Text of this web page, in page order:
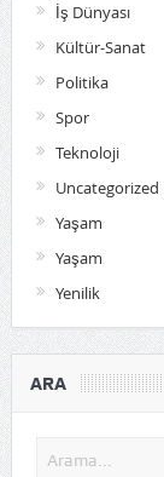
İş Dünyası
Kültür-Sanat
Politika
Spor
Teknoloji
Uncategorized
Yaşam
Yaşam
Yenilik
ARA